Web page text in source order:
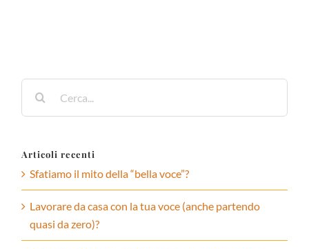
per:
Articoli recenti
Sfatiamo il mito della “bella voce”?
Lavorare da casa con la tua voce (anche partendo
quasi da zero)?